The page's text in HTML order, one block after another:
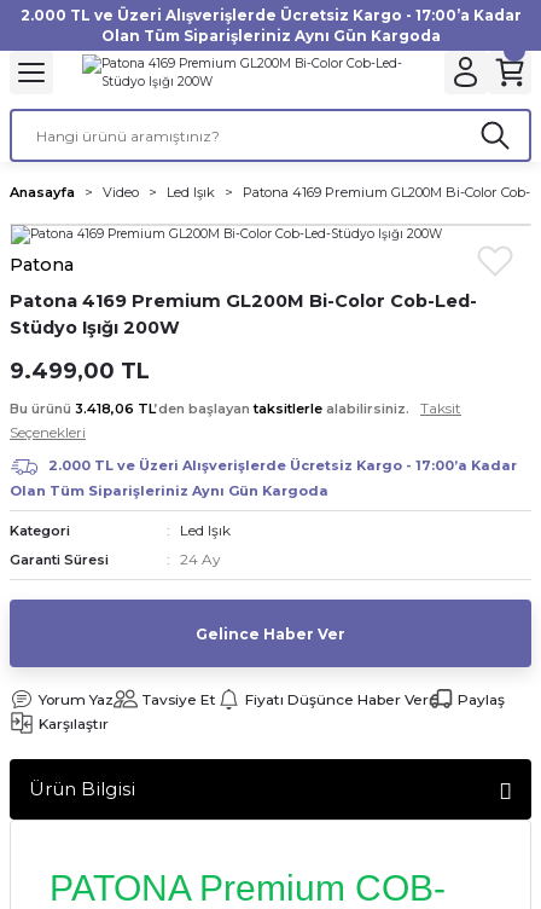
2.000 TL ve Üzeri Alışverişlerde Ücretsiz Kargo - 17:00’a Kadar
Olan Tüm Siparişleriniz Aynı Gün Kargoda
Geri Dön
Makinesi
Geri Dön
Geri Dön
Geri Dön
Geri Dön
Geri Dön
Geri Dön
Geri Dön
Geri Dön
Geri Dön
Geri Dön
Aksesuarları
Geri Dön
Anasayfa Video Led Işık Patona 4169 Premium GL200M Bi-Color Cob-
Patona
Patona 4169 Premium GL200M Bi-Color Cob-Led-
Stüdyo Işığı 200W
9.499,00 TL
Bu ürünü 3.418,06 TL’den başlayantaksitlerle alabilirsiniz.
Taksit
Seçenekleri
2.000 TL ve Üzeri Alışverişlerde Ücretsiz Kargo - 17:00’a Kadar
Olan Tüm Siparişleriniz Aynı Gün Kargoda
Kategori Led Işık
Garanti Süresi 24 Ay
Gelince Haber Ver
Yorum Yaz Tavsiye Et Fiyatı Düşünce Haber Ver
Paylaş
Karşılaştır
Ürün Bilgisi
PATONA Premium COB-